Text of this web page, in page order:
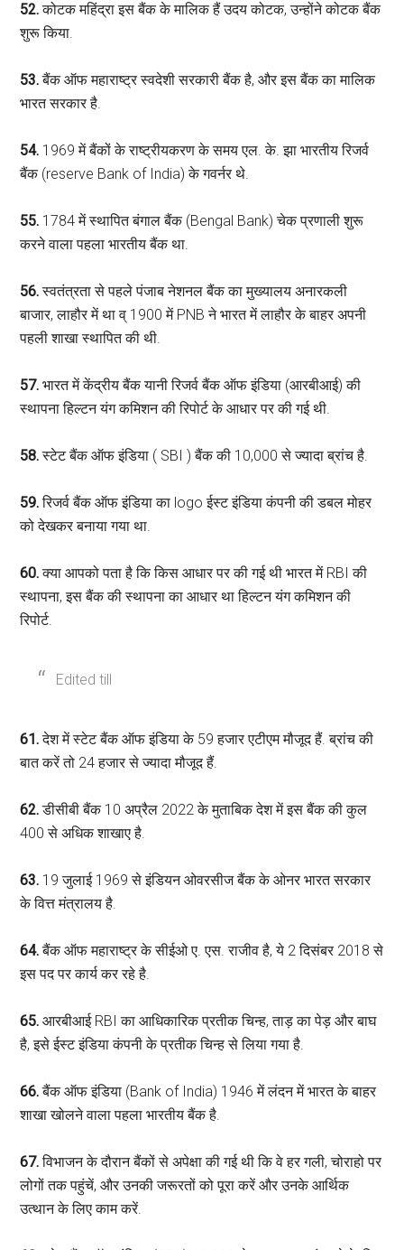
52.कोटक महिंद्रा इस बैंक के मालिक हैं उदय कोटक, उन्होंने कोटक बैंक
शुरू किया.
53.बैंक ऑफ महाराष्ट्र स्वदेशी सरकारी बैंक है, और इस बैंक का मालिक
भारत सरकार है.
54. 1969 में बैंकों के राष्ट्रीयकरण के समय एल. के. झा भारतीय रिजर्व
बैंक (reserve Bank of India) के गवर्नर थे.
55. 1784 में स्थापित बंगाल बैंक (Bengal Bank) चेक प्रणाली शुरू
करने वाला पहला भारतीय बैंक था.
56.स्वतंत्रता से पहले पंजाब नेशनल बैंक का मुख्यालय अनारकली
बाजार, लाहौर में था व् 1900 में PNB ने भारत में लाहौर के बाहर अपनी
पहली शाखा स्थापित की थी.
57.भारत में केंद्रीय बैंक यानी रिजर्व बैंक ऑफ इंडिया (आरबीआई) की
स्‍थापना हिल्‍टन यंग कमिशन की रिपोर्ट के आधार पर की गई थी.
58.स्टेट बैंक ऑफ इंडिया ( SBI ) बैंक की 10,000 से ज्यादा ब्रांच है.
59.रिजर्व बैंक ऑफ इंडिया का logo ईस्‍ट इंडिया कंपनी की डबल मोहर
को देखकर बनाया गया था.
60.क्या आपको पता है कि किस आधार पर की गई थी भारत में RBI की
स्थापना, इस बैंक की स्थापना का आधार था हिल्टन यंग कमिशन की
रिपोर्ट.
Edited till
61.देश में स्टेट बैंक ऑफ इंडिया के 59 हजार एटीएम मौजूद हैं. ब्रांच की
बात करें तो 24 हजार से ज्यादा मौजूद हैं.
62.डीसीबी बैंक 10 अप्रैल 2022 के मुताबिक देश में इस बैंक की कुल
400 से अधिक शाखाए है.
63. 19 जुलाई 1969 से इंडियन ओवरसीज बैंक के ओनर भारत सरकार
के वित्त मंत्रालय है.
64.बैंक ऑफ महाराष्ट्र के सीईओ ए. एस. राजीव है, ये 2 दिसंबर 2018 से
इस पद पर कार्य कर रहे है.
65.आरबीआई RBI का आधिकारिक प्रतीक चिन्ह, ताड़ का पेड़ और बाघ
है, इसे ईस्ट इंडिया कंपनी के प्रतीक चिन्ह से लिया गया है.
66.बैंक ऑफ इंडिया (Bank of India) 1946 में लंदन में भारत के बाहर
शाखा खोलने वाला पहला भारतीय बैंक है.
67.विभाजन के दौरान बैंकों से अपेक्षा की गई थी कि वे हर गली, चोराहो पर
लोगों तक पहुंचें, और उनकी जरूरतों को पूरा करें और उनके आर्थिक
उत्थान के लिए काम करें.